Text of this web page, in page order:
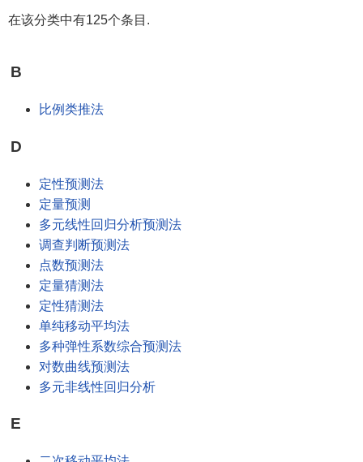
在该分类中有125个条目.
B
比例类推法
D
定性预测法
定量预测
多元线性回归分析预测法
调查判断预测法
点数预测法
定量猜测法
定性猜测法
单纯移动平均法
多种弹性系数综合预测法
对数曲线预测法
多元非线性回归分析
E